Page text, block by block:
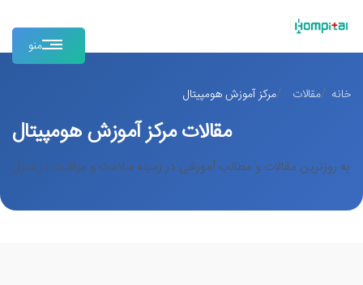
منو
خانه مقالات مرکز آموزش هومپیتال
مقالات مرکز آموزش هومپیتال
به روزترین مقالات و مطالب آموزشی در زمینه سلامت و مراقبت در منزل